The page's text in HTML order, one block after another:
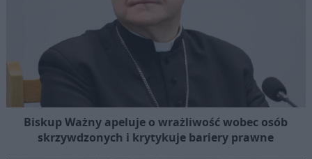
Biskup Ważny apeluje o wrażliwość wobec osób
skrzywdzonych i krytykuje bariery prawne